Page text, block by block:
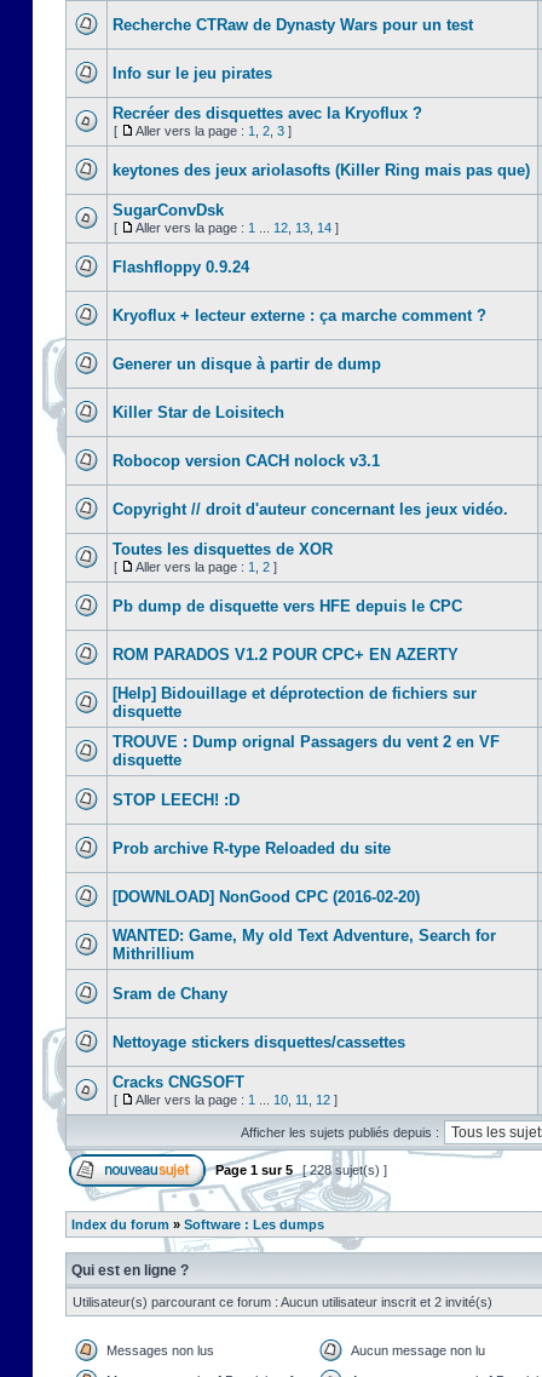
Recherche CTRaw de Dynasty Wars pour un test
Info sur le jeu pirates
Recréer des disquettes avec la Kryoflux ?
[ Aller vers la page : 1 2 3 ]
keytones des jeux ariolasofts (Killer Ring mais pas que)
SugarConvDsk
[ Aller vers la page : 1 12 13 14 ]
Flashfloppy 0.9.24
Kryoflux + lecteur externe : ça marche comment ?
Generer un disque à partir de dump
Killer Star de Loisitech
Robocop version CACH nolock v3.1
Copyright // droit d'auteur concernant les jeux vidéo.
Toutes les disquettes de XOR
[ Aller vers la page : 1 2 ]
Pb dump de disquette vers HFE depuis le CPC
ROM PARADOS V1.2 POUR CPC+ EN AZERTY
[Help] Bidouillage et déprotection de fichiers sur
disquette
TROUVE : Dump orignal Passagers du vent 2 en VF
disquette
STOP LEECH! :D
Prob archive R-type Reloaded du site
[DOWNLOAD] NonGood CPC (2016-02-20)
WANTED: Game, My old Text Adventure, Search for
Mithrillium
Sram de Chany
Nettoyage stickers disquettes/cassettes
Cracks CNGSOFT
[ Aller vers la page : 1 10 11 12 ]
Afficher les sujets publiés depuis :
Page 1 sur5 [ 228 sujet(s) ]
Index du forum » Software : Les dumps
Qui est en ligne ?
Utilisateur(s) parcourant ce forum : Aucun utilisateur inscrit et 2 invité(s)
Messages non lus Aucun message non lu